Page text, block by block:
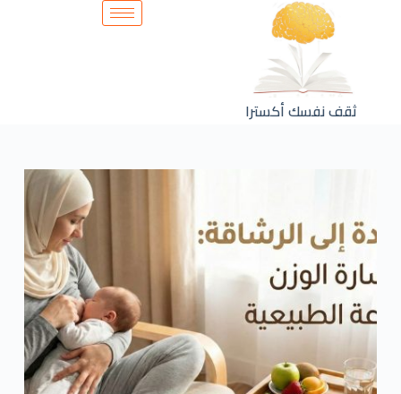
ثقف نفسك أكسترا